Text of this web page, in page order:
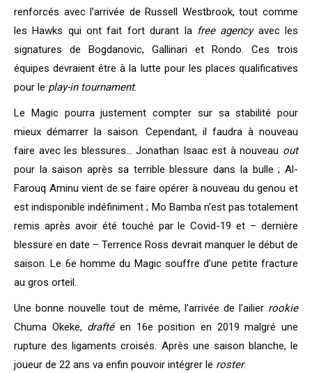
renforcés avec l’arrivée de Russell Westbrook, tout comme
les Hawks qui ont fait fort durant la free agencyavec les
signatures de Bogdanovic, Gallinari et Rondo. Ces trois
équipes devraient être à la lutte pour les places qualificatives
pour le play-in tournament.
Le Magic pourra justement compter sur sa stabilité pour
mieux démarrer la saison. Cependant, il faudra à nouveau
faire avec les blessures… Jonathan Isaac est à nouveau out
pour la saison après sa terrible blessure dans la bulle ; Al-
Farouq Aminu vient de se faire opérer à nouveau du genou et
est indisponible indéfiniment ; Mo Bamba n’est pas totalement
remis après avoir été touché par le Covid-19 et – dernière
blessure en date – Terrence Ross devrait manquer le début de
saison. Le 6e homme du Magic souffre d’une petite fracture
au gros orteil.
Une bonne nouvelle tout de même, l’arrivée de l’ailier rookie
Chuma Okeke, draftéen 16e position en 2019 malgré une
rupture des ligaments croisés. Après une saison blanche, le
joueur de 22 ans va enfin pouvoir intégrer le roster.